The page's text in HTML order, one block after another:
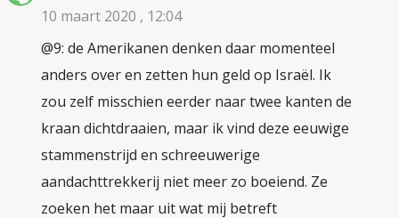
10 maart 2020 , 12:04
@9: de Amerikanen denken daar momenteel
anders over en zetten hun geld op Israël. Ik
zou zelf misschien eerder naar twee kanten de
kraan dichtdraaien, maar ik vind deze eeuwige
stammenstrijd en schreeuwerige
aandachttrekkerij niet meer zo boeiend. Ze
zoeken het maar uit wat mij betreft